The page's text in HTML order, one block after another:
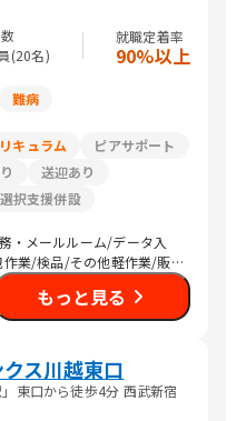
(20名)
就職定着率
90%以上
難病
キュラム
ピアサポート
送迎あり
択支援併設
・メールルーム/データ入
業/検品/その他軽作業/販
他IT/ヘルプデスク/CADオ
/警備/トラック運転手/その
もっと見る
ス川越東口
東口から徒歩4分 西武新宿